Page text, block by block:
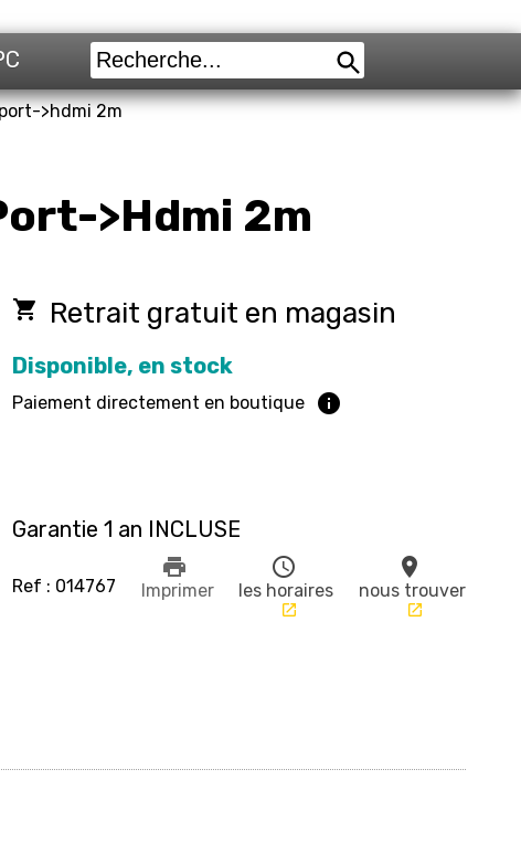
>hdmi 2m
>Hdmi 2m
local_grocery_store Retrait gratuit en magasin
Disponible, en stock
Paiement directement en boutique info
Garantie 1 an INCLUSE
Ref : 014767
print
Imprimer
schedule
les horaires
launch
place
nous trouver
launch